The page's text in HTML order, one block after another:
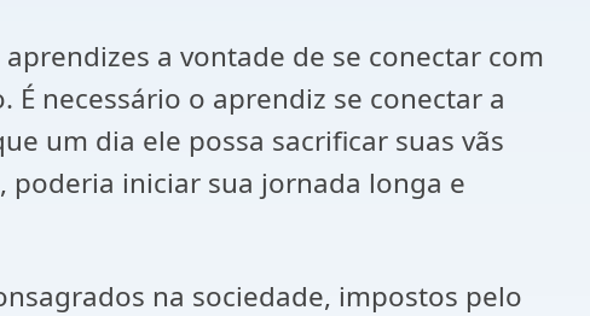
a vontade de se conectar com
necessário o aprendiz se conectar a
um dia ele possa sacrificar suas vãs
poderia iniciar sua jornada longa e
na sociedade, impostos pelo